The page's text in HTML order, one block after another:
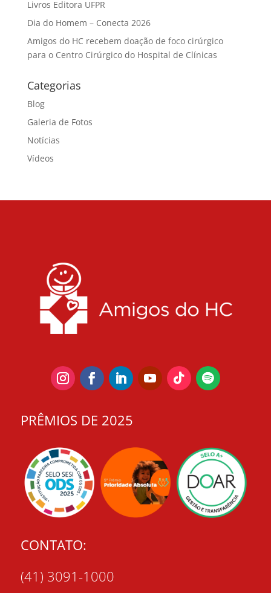
Livros Editora UFPR
Dia do Homem – Conecta 2026
Amigos do HC recebem doação de foco cirúrgico
para o Centro Cirúrgico do Hospital de Clínicas
Categorias
Blog
Galeria de Fotos
Notícias
Vídeos
PRÊMIOS DE 2025
CONTATO:
(41) 3091-1000